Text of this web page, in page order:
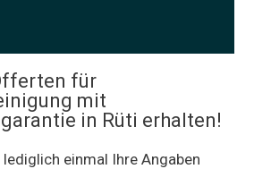
für
mit
in Rüti erhalten!
einmal Ihre Angaben